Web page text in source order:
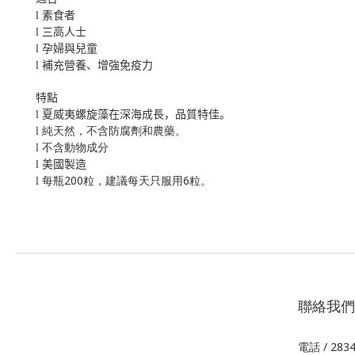
l 素食者
l 三高人士
l 孕婦與兒童
l 補充營養、增強免疫力
特點
l 夏威夷螺旋藻在深海成長，品質特佳。
l 純天然，不含防腐劑和農藥。
l 不含動物成分
l 美國製造
l 每瓶200粒，建議每天只服用6粒。
聯絡我們
電話 /